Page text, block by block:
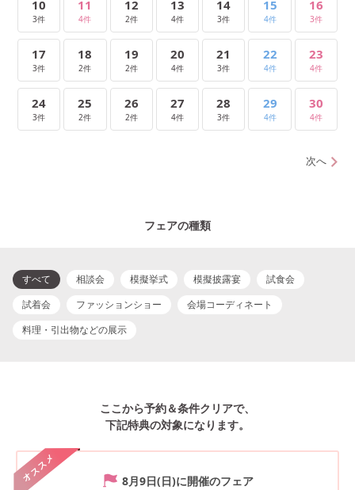
10
3件
11
4件
12
2件
13
4件
14
3件
15
4件
16
3件
17
3件
18
2件
19
2件
20
4件
21
3件
22
4件
23
4件
24
3件
25
2件
26
2件
27
4件
28
3件
29
4件
30
4件
次へ
フェアの種類
すべて 相談会 模擬挙式 模擬披露宴
試食会
試着会
ファッションショー
会場コーディネート
料理・引出物などの展示
ここから予約＆条件クリアで、
下記特典の対象になります。
オススメ 8月9日(日)に開催のフェア